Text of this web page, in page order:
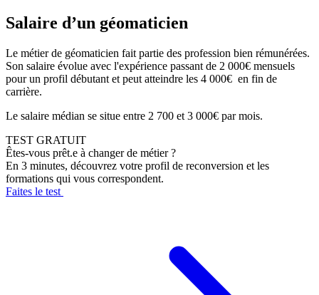
Salaire d’un géomaticien
Le métier de géomaticien fait partie des profession bien rémunérées.
Son salaire évolue avec l'expérience passant de 2 000€ mensuels
pour un profil débutant et peut atteindre les 4 000€ en fin de
carrière.
Le salaire médian se situe entre 2 700 et 3 000€ par mois.
TEST GRATUIT
Êtes-vous prêt.e à changer de métier ?
En 3 minutes, découvrez votre profil de reconversion et les
formations qui vous correspondent.
Faites le test